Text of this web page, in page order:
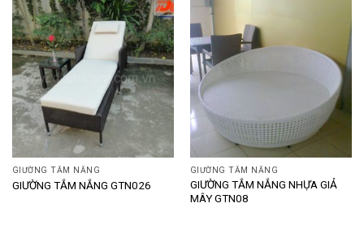
GIƯỜNG TẮM NẮNG
GIƯỜNG TẮM NẮNG GTN026
GIƯỜNG TẮM NẮNG
GIƯỜNG TẮM NẮNG NHỰA GIẢ
MÂY GTN08